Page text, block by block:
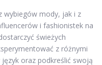
wybiegów mody, jak i z
i fashionistek na
świeżych
z różnymi
oraz podkreślić swoją